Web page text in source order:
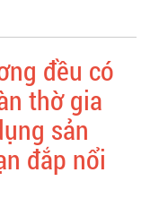
đều có
thờ gia
sản
đắp nổi